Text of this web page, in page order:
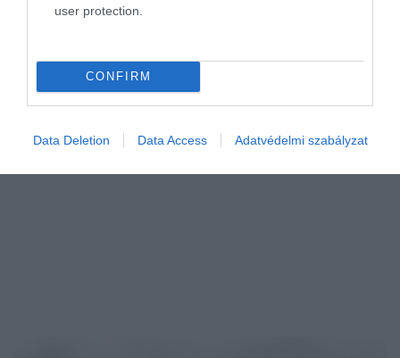
user protection.
CONFIRM
Data Deletion Data Access Adatvédelmi szabályzat